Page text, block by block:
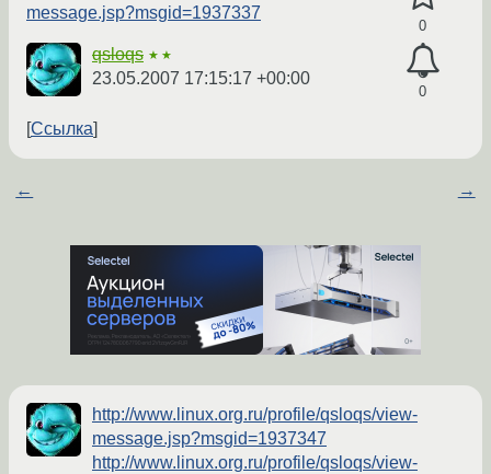
0
0
message.jsp?msgid=1937337
qsloqs ★★
23.05.2007 17:15:17 +00:00
Ссылка
← →
http://www.linux.org.ru/profile/qsloqs/view-
message.jsp?msgid=1937347
http://www.linux.org.ru/profile/qsloqs/view-